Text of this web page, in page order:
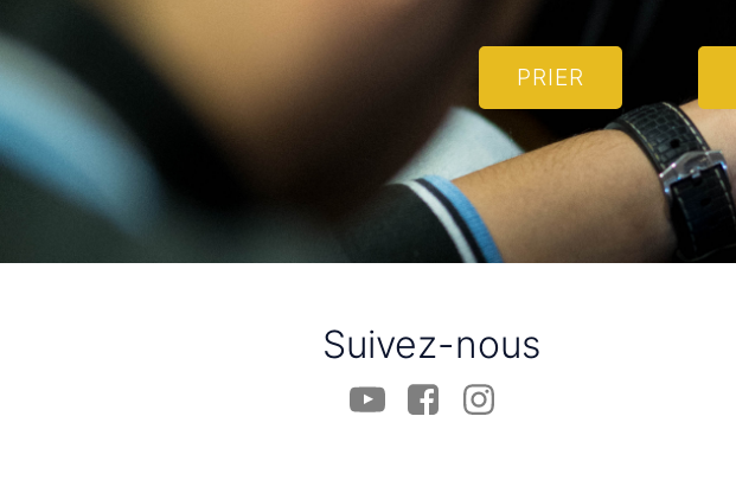
PRIER
Suivez-nous